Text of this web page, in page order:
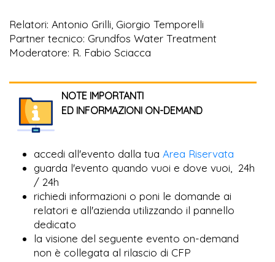
Relatori: Antonio Grilli, Giorgio Temporelli
Partner tecnico: Grundfos Water Treatment
Moderatore: R. Fabio Sciacca
NOTE IMPORTANTI
ED INFORMAZIONI ON-DEMAND
accedi all'evento dalla tua Area Riservata
guarda l'evento quando vuoi e dove vuoi, 24h
/ 24h
richiedi informazioni o poni le domande ai
relatori e all'azienda utilizzando il pannello
dedicato
la visione del seguente evento on-demand
non è collegata al rilascio di CFP